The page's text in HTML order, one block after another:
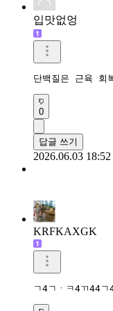
입맛없엉
단백질은 근육
0
답글 쓰기
2026.06.03 18:52
KRFKAXGK
ㄱ4ㄱㆍㅋ4ㄲ44ㄱ